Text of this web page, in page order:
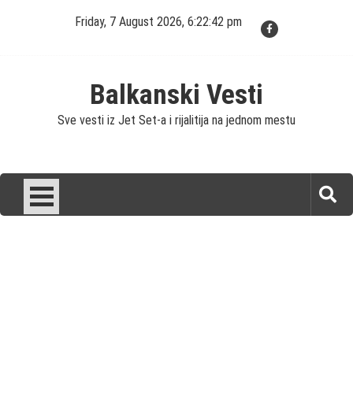
Friday, 7 August 2026, 6:22:42 pm
Balkanski Vesti
Sve vesti iz Jet Set-a i rijalitija na jednom mestu